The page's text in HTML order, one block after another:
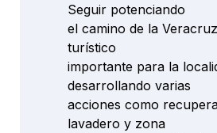
Seguir potenciando
el camino de la
turístico
importante para la
desarrollando varias
acciones como
lavadero y zona